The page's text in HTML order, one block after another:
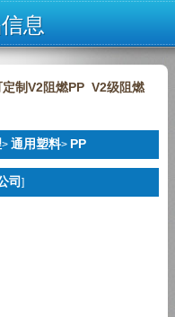
息
制V2阻燃PP V2级阻燃
> 通用塑料> PP
司 ]